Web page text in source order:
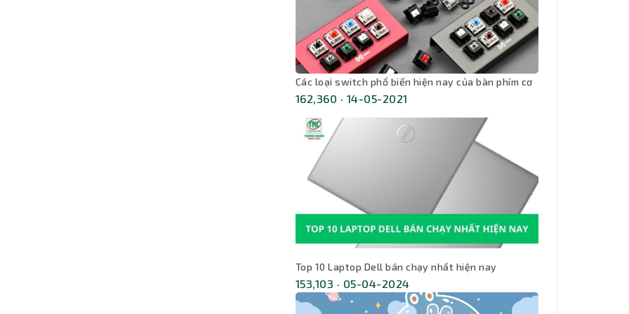
Các loại switch phổ biến hiện nay của bàn phím cơ
162,360 · 14-05-2021
Top 10 Laptop Dell bán chạy nhất hiện nay
153,103 · 05-04-2024